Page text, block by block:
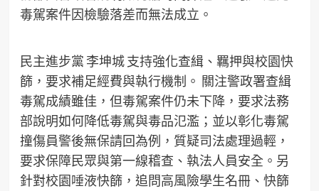
毒駕案件因檢驗落差而無法成立。
民主進步黨 李坤城 支持強化查緝、羈押與校園快
篩，要求補足經費與執行機制。 關注警政署查緝
毒駕成績雖佳，但毒駕案件仍未下降，要求法務
部說明如何降低毒駕與毒品氾濫；並以彰化毒駕
撞傷員警後無保請回為例，質疑司法處理過輕，
要求保障民眾與第一線稽查、執法人員安全。另
針對校園唾液快篩，追問高風險學生名冊、快篩